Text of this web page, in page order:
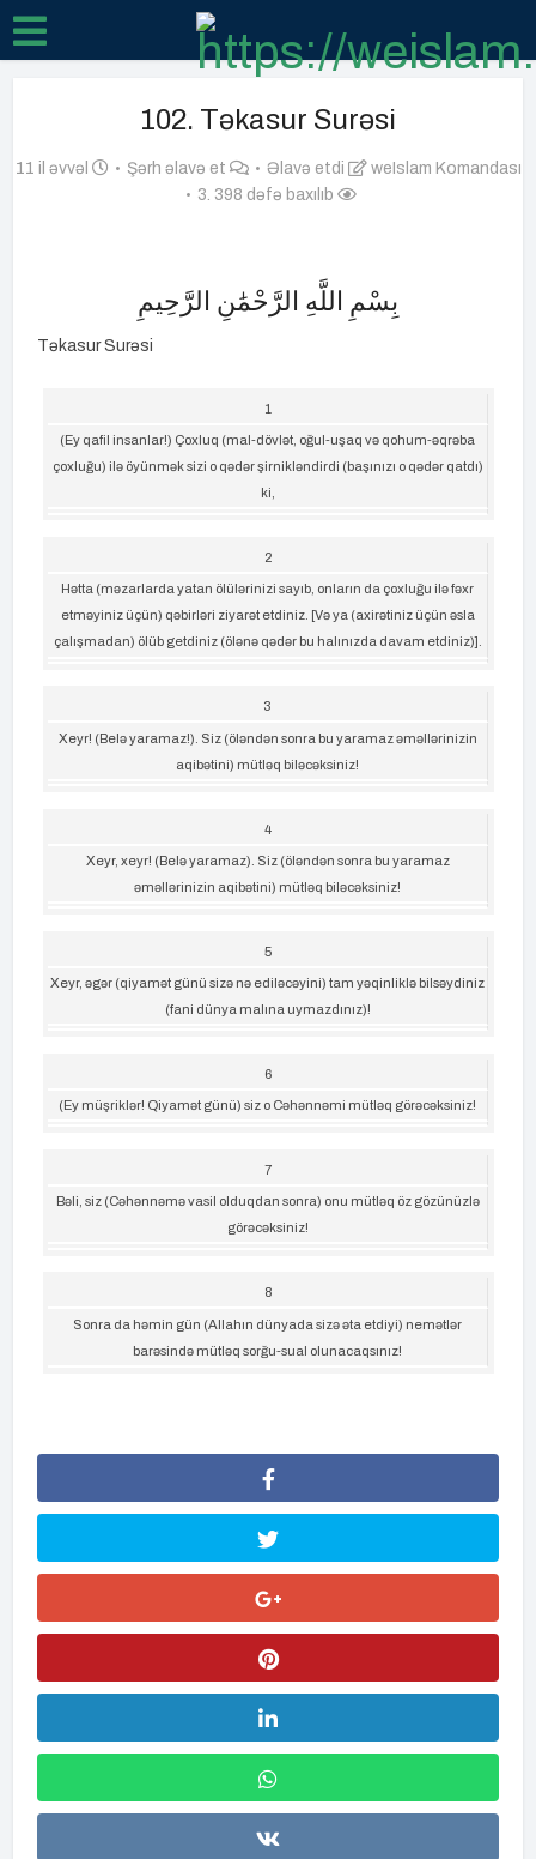
102. Təkasur Surəsi
11 il əvvəl Şərh əlavə et Əlavə etdi
weIslam Komandası
3. 398 dəfə baxılıb
بِسْمِ اللَّهِ الرَّحْمَٰنِ الرَّحِيمِ
Təkasur Surəsi
1
(Ey qafil insanlar!) Çoxluq (mal-dövlət, oğul-uşaq və qohum-əqrəba
çoxluğu) ilə öyünmək sizi o qədər şirnikləndirdi (başınızı o qədər qatdı)
ki,
2
Hətta (məzarlarda yatan ölülərinizi sayıb, onların da çoxluğu ilə fəxr
etməyiniz üçün) qəbirləri ziyarət etdiniz. [Və ya (axirətiniz üçün əsla
çalışmadan) ölüb getdiniz (ölənə qədər bu halınızda davam etdiniz)].
3
Xeyr! (Belə yaramaz!). Siz (öləndən sonra bu yaramaz əməllərinizin
aqibətini) mütləq biləcəksiniz!
4
Xeyr, xeyr! (Belə yaramaz). Siz (öləndən sonra bu yaramaz
əməllərinizin aqibətini) mütləq biləcəksiniz!
5
Xeyr, əgər (qiyamət günü sizə nə ediləcəyini) tam yəqinliklə bilsəydiniz
(fani dünya malına uymazdınız)!
6
(Ey müşriklər! Qiyamət günü) siz o Cəhənnəmi mütləq görəcəksiniz!
7
Bəli, siz (Cəhənnəmə vasil olduqdan sonra) onu mütləq öz gözünüzlə
görəcəksiniz!
8
Sonra da həmin gün (Allahın dünyada sizə əta etdiyi) nemətlər
barəsində mütləq sorğu-sual olunacaqsınız!